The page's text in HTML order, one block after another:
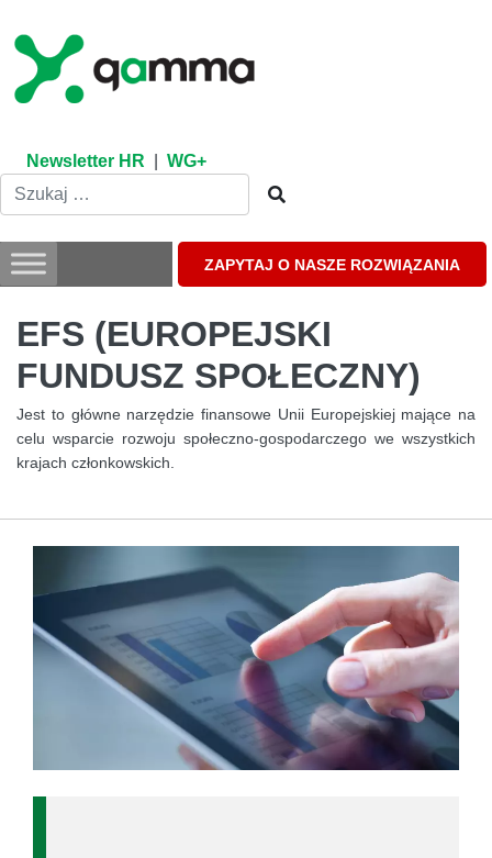
content
Newsletter HR WG+
ZAPYTAJ O NASZE ROZWIĄZANIA
EFS (EUROPEJSKI
FUNDUSZ SPOŁECZNY)
Jest to główne narzędzie finansowe Unii Europejskiej mające na
celu wsparcie rozwoju społeczno-gospodarczego we wszystkich
krajach członkowskich.